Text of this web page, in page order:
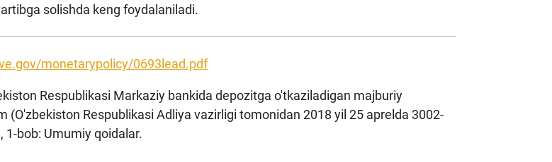
solishda keng foydalaniladi.
monetarypolicy/0693lead.pdf
Respublikasi Markaziy bankida depozitga o'tkaziladigan majburiy
(O'zbekiston Respublikasi Adliya vazirligi tomonidan 2018 yil 25 aprelda 3002-
1-bob: Umumiy qoidalar.